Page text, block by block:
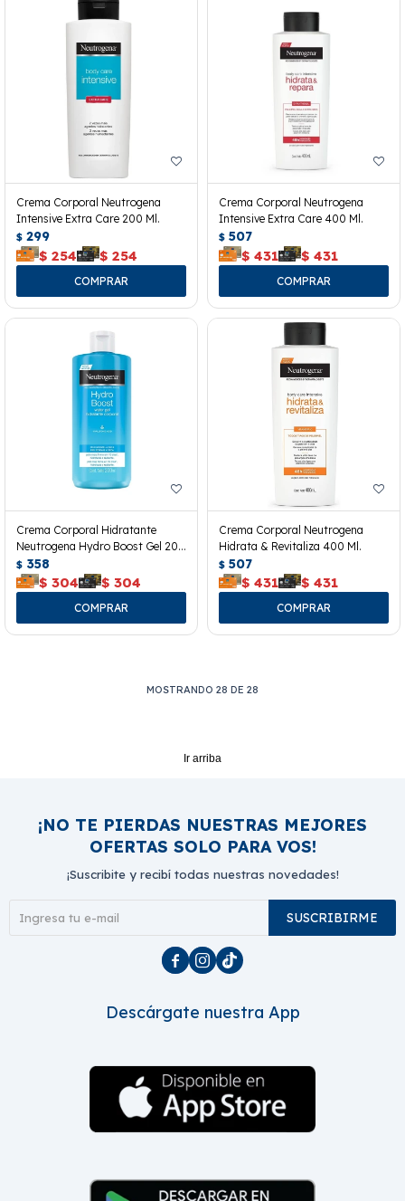
Crema Corporal Neutrogena
Intensive Extra Care 200 Ml.
$ 299
$ 254 $ 254
Crema Corporal Neutrogena
Intensive Extra Care 400 Ml.
$ 507
$ 431 $ 431
Crema Corporal Hidratante
Neutrogena Hydro Boost Gel 200
Ml.
$ 358
$ 304 $ 304
Crema Corporal Neutrogena
Hidrata & Revitaliza 400 Ml.
$ 507
$ 431 $ 431
MOSTRANDO 28 DE 28
Ir arriba
¡NO TE PIERDAS NUESTRAS MEJORES
OFERTAS SOLO PARA VOS!
¡Suscribite y recibí todas nuestras novedades!
SUSCRIBIRME
  
Descárgate nuestra App